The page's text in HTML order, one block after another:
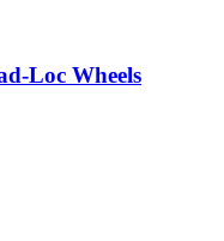
Loc Wheels